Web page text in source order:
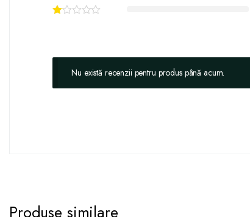
Nu există recenzii pentru produs până acum.
Produse similare